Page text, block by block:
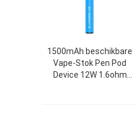
1500mAh beschikbare
Vape-Stok Pen Pod
Device 12W 1.6ohm